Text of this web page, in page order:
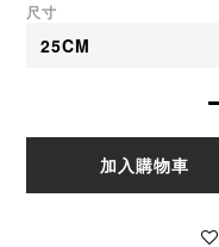
尺寸
加入購物車